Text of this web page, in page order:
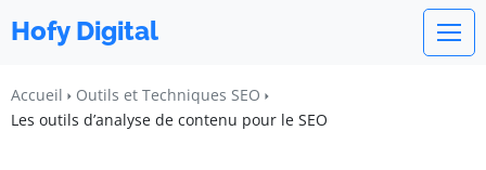
Hofy Digital
Accueil
Outils et Techniques SEO
Les outils d’analyse de contenu pour le SEO